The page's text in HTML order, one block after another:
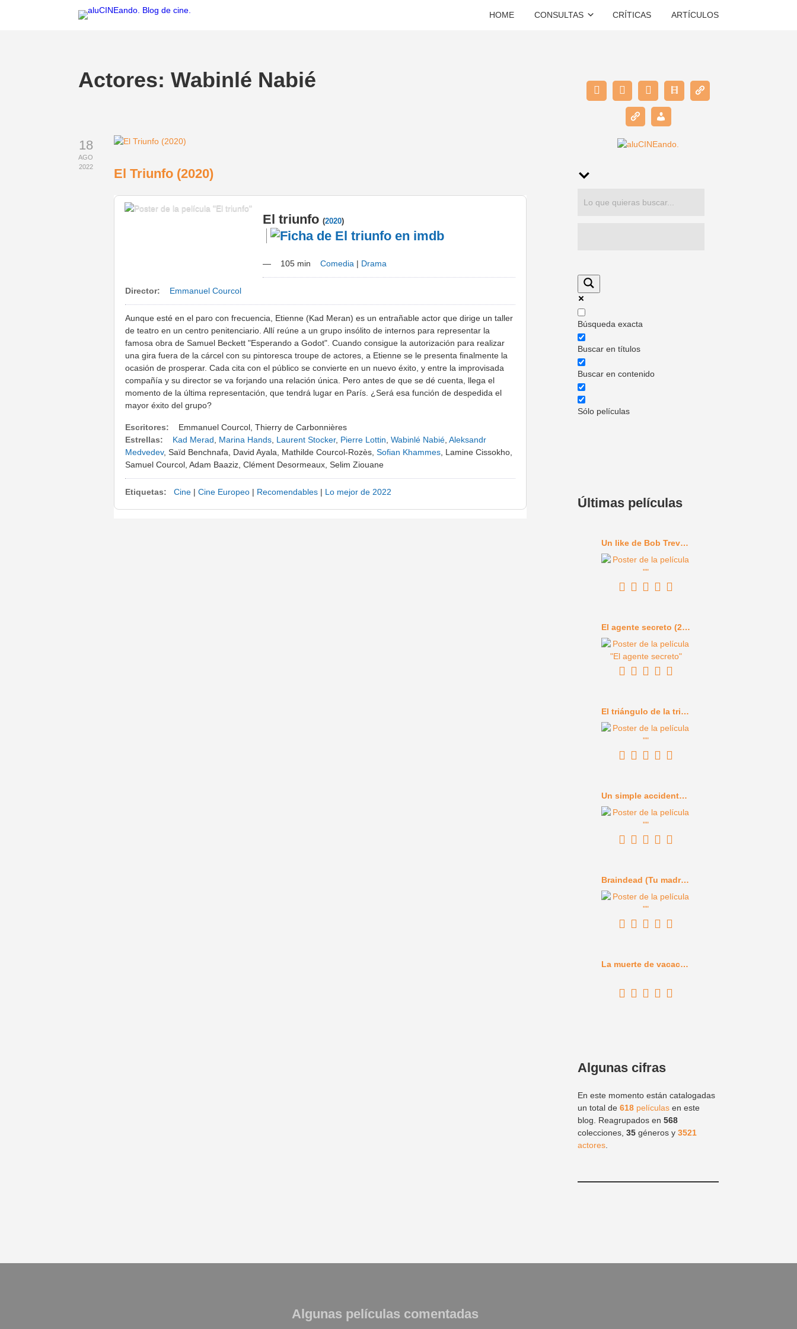
HOME CONSULTAS CRÍTICAS ARTÍCULOS
Actores: Wabinlé Nabié
18
AGO
2022
El Triunfo (2020)
El triunfo (2020)
— 105 min Comedia | Drama
Director: Emmanuel Courcol
Aunque esté en el paro con frecuencia, Etienne (Kad Meran) es un entrañable actor que dirige un taller
de teatro en un centro penitenciario. Allí reúne a un grupo insólito de internos para representar la
famosa obra de Samuel Beckett "Esperando a Godot". Cuando consigue la autorización para realizar
una gira fuera de la cárcel con su pintoresca troupe de actores, a Etienne se le presenta finalmente la
ocasión de prosperar. Cada cita con el público se convierte en un nuevo éxito, y entre la improvisada
compañía y su director se va forjando una relación única. Pero antes de que se dé cuenta, llega el
momento de la última representación, que tendrá lugar en París. ¿Será esa función de despedida el
mayor éxito del grupo?
Escritores:
Emmanuel Courcol, Thierry de Carbonnières
Estrellas:
Kad Merad Marina Hands Laurent Stocker, Pierre Lottin Wabinlé Nabié Aleksandr
Medvedev, Saïd Benchnafa, David Ayala, Mathilde Courcol-Rozès, Sofian Khammes , Lamine Cissokho,
Samuel Courcol, Adam Baaziz, Clément Desormeaux, Selim Ziouane
Etiquetas: Cine | Cine Europeo | Recomendables | Lo mejor de 2022
Búsqueda exacta
Buscar en títulos
Buscar en contenido
Sólo películas
Últimas películas
Un like de Bob Trevino (2024)
El agente secreto (2025)
El triángulo de la tristeza (2022)
Un simple accidente (2025)
Braindead (Tu madre se ha comido a mi perro) (1992)
La muerte de vacaciones (1934)
Algunas cifras
En este momento están catalogadas
un total de618 películas en este
blog. Reagrupados en568
colecciones,35 géneros y3521
actores
Algunas películas comentadas